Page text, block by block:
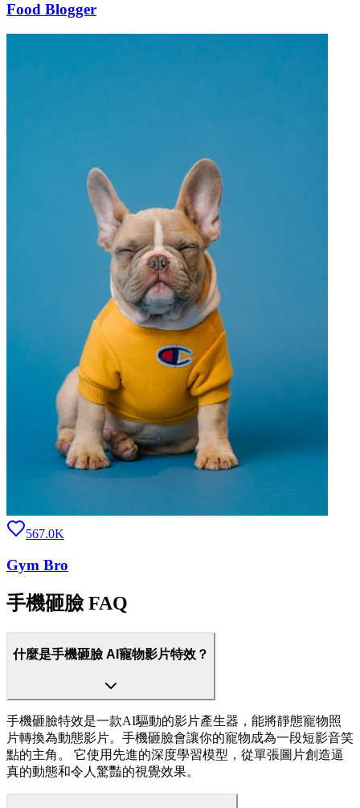
Food Blogger
567.0K
Gym Bro
手機砸臉 FAQ
什麼是手機砸臉 AI寵物影片特效？
手機砸臉特效是一款AI驅動的影片產生器，能將靜態寵物照
片轉換為動態影片。手機砸臉會讓你的寵物成為一段短影音笑
點的主角。 它使用先進的深度學習模型，從單張圖片創造逼
真的動態和令人驚豔的視覺效果。